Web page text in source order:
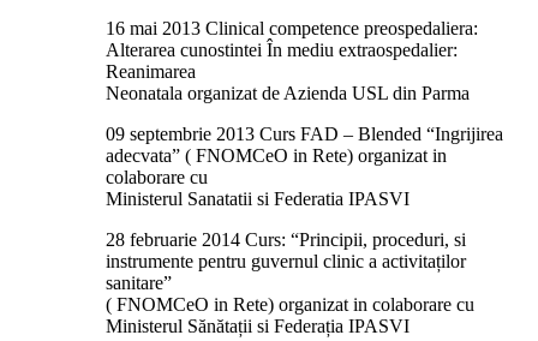
16 mai 2013 Clinical competence preospedaliera:
Alterarea cunostintei În mediu extraospedalier:
Reanimarea
Neonatala organizat de Azienda USL din Parma
09 septembrie 2013 Curs FAD – Blended “Ingrijirea
adecvata” ( FNOMCeO in Rete) organizat in
colaborare cu
Ministerul Sanatatii si Federatia IPASVI
28 februarie 2014 Curs: “Principii, proceduri, si
instrumente pentru guvernul clinic a activitaților
sanitare”
( FNOMCeO in Rete) organizat in colaborare cu
Ministerul Sănătații si Federația IPASVI